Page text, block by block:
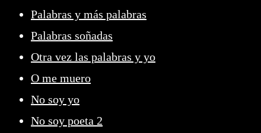
Palabras y más palabras
Palabras soñadas
Otra vez las palabras y yo
O me muero
No soy yo
No soy poeta 2